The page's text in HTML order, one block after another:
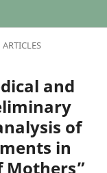
ARTICLES
and
of
in
Mothers”